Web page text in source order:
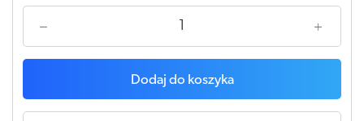
Dodaj do koszyka